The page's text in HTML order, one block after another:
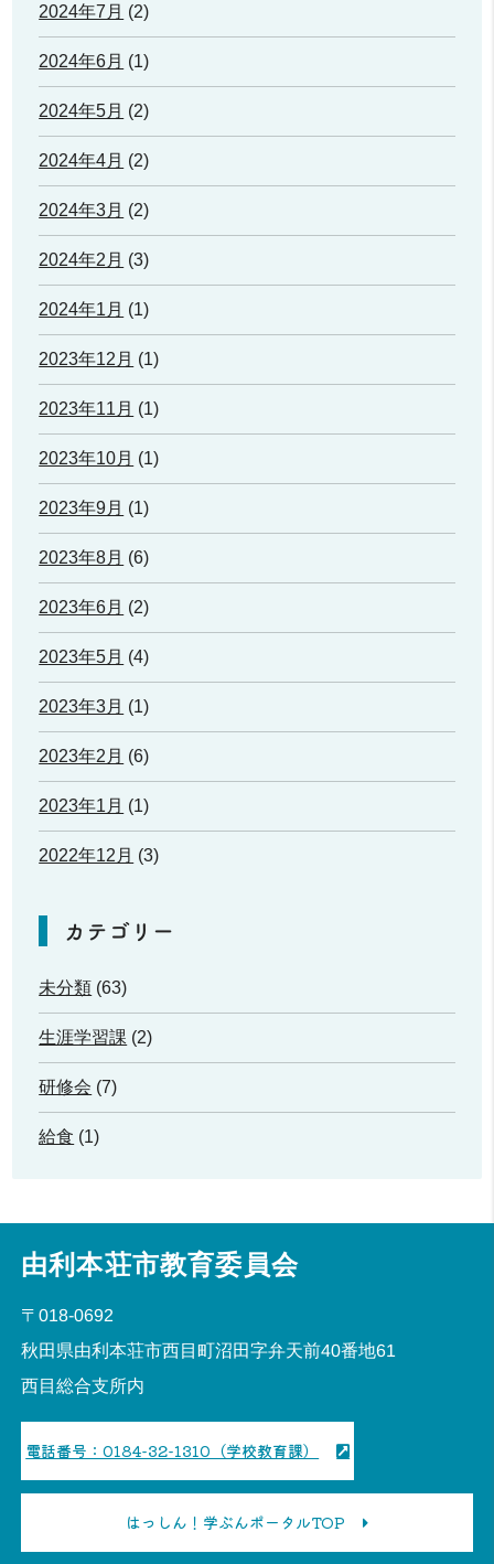
2024年7月 (2)
2024年6月 (1)
2024年5月 (2)
2024年4月 (2)
2024年3月 (2)
2024年2月 (3)
2024年1月 (1)
2023年12月 (1)
2023年11月 (1)
2023年10月 (1)
2023年9月 (1)
2023年8月 (6)
2023年6月 (2)
2023年5月 (4)
2023年3月 (1)
2023年2月 (6)
2023年1月 (1)
2022年12月 (3)
カテゴリー
未分類 (63)
生涯学習課 (2)
研修会 (7)
給食 (1)
由利本荘市教育委員会
〒018-0692
秋田県由利本荘市西目町沼田字弁天前40番地61
西目総合支所内
電話番号：0184-32-1310（学校教育課）
はっしん！学ぶんポータルTOP